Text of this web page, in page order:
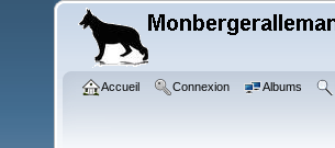
Accueil Connexion Albums